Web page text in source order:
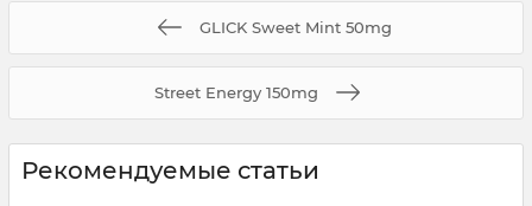
GLICK Sweet Mint 50mg
Street Energy 150mg
Рекомендуемые статьи